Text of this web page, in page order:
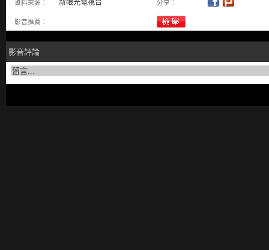
資料來源： 新眼光電視台 分享：
影音推薦：
影音評論